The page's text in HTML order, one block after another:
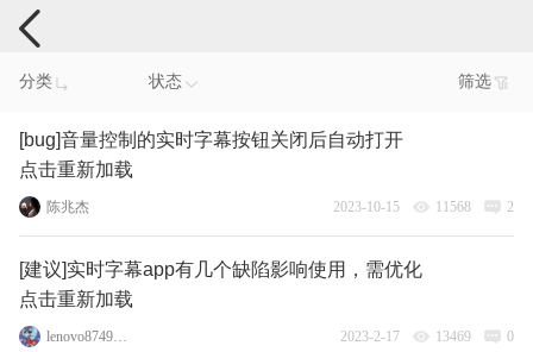
手机反馈
分类 状态 筛选
[bug]音量控制的实时字幕按钮关闭后自动打开
点击重新加载
陈兆杰 2023-10-15 11568 2
[建议]实时字幕app有几个缺陷影响使用，需优化
点击重新加载
lenovo87495193 2023-2-17 13469 0